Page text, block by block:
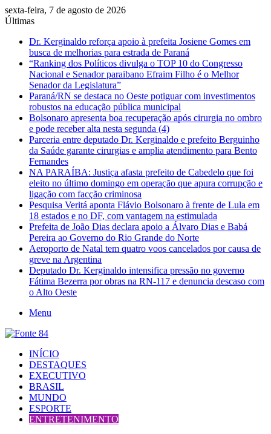
sexta-feira, 7 de agosto de 2026
Últimas
Dr. Kerginaldo reforça apoio à prefeita Josiene Gomes em
busca de melhorias para estrada de Paraná
“Ranking dos Políticos divulga o TOP 10 do Congresso
Nacional e Senador paraibano Efraim Filho é o Melhor
Senador da Legislatura”
Paraná/RN se destaca no Oeste potiguar com investimentos
robustos na educação pública municipal
Bolsonaro apresenta boa recuperação após cirurgia no ombro
e pode receber alta nesta segunda (4)
Parceria entre deputado Dr. Kerginaldo e prefeito Berguinho
da Saúde garante cirurgias e amplia atendimento para Bento
Fernandes
NA PARAÍBA: Justiça afasta prefeito de Cabedelo que foi
eleito no último domingo em operação que apura corrupção e
ligação com facção criminosa
Pesquisa Veritá aponta Flávio Bolsonaro à frente de Lula em
18 estados e no DF, com vantagem na estimulada
Prefeita de João Dias declara apoio a Álvaro Dias e Babá
Pereira ao Governo do Rio Grande do Norte
Aeroporto de Natal tem quatro voos cancelados por causa de
greve na Argentina
Deputado Dr. Kerginaldo intensifica pressão no governo
Fátima Bezerra por obras na RN-117 e denuncia descaso com
o Alto Oeste
Menu
INÍCIO
DESTAQUES
EXECUTIVO
BRASIL
MUNDO
ESPORTE
ENTRETENIMENTO